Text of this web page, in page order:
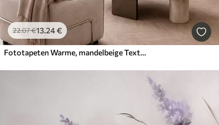
22.07€13.24€
Fototapeten Warme, mandelbeige Textur mit sanften, natürlichen Farbverläufen